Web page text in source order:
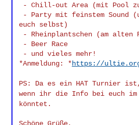
- Chill-out Area (mit Pool
- Party mit feinstem Sound
euch selbst)
- Rheinplantschen (am alten
- Beer Race
- und vieles mehr!
*Anmeldung: *https://
PS: Da es ein HAT Turnier
wenn ihr die Info bei euch
könntet.